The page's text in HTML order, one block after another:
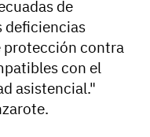
de
deficiencias
protección contra
con el
asistencial."